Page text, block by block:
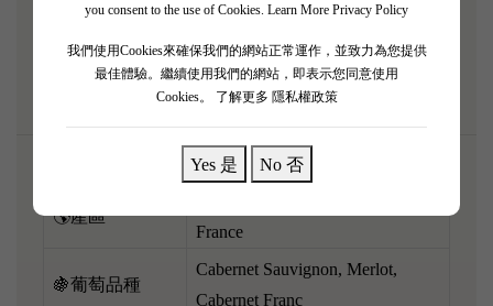
you consent to the use of Cookies. Learn More Privacy Policy
我們使用Cookies來確保我們的網站正常運作，並致力為您提供
最佳體驗。繼續使用我們的網站，即表示您同意使用
Cookies。
了解更多 隱私權政策
Yes 是 No 否
酒香互相衝擊，超過癮！
🌎產區
France
🍇葡萄品種
Cabernet Sauvignon, Merlot,
Cabernet Franc